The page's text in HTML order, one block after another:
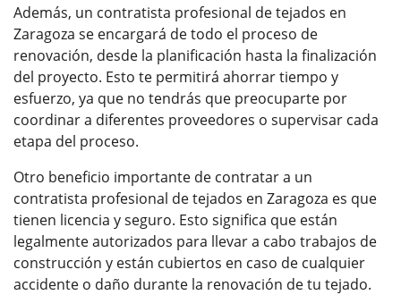
Además, un contratista profesional de tejados en
Zaragoza se encargará de todo el proceso de
renovación, desde la planificación hasta la finalización
del proyecto. Esto te permitirá ahorrar tiempo y
esfuerzo, ya que no tendrás que preocuparte por
coordinar a diferentes proveedores o supervisar cada
etapa del proceso.
Otro beneficio importante de contratar a un
contratista profesional de tejados en Zaragoza es que
tienen licencia y seguro. Esto significa que están
legalmente autorizados para llevar a cabo trabajos de
construcción y están cubiertos en caso de cualquier
accidente o daño durante la renovación de tu tejado.